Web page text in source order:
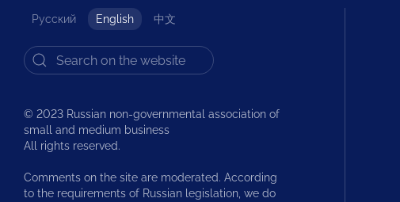
Русский English 中文
© 2023 Russian non-governmental association of
small and medium business
All rights reserved.
Comments on the site are moderated. According
to the requirements of Russian legislation, we do